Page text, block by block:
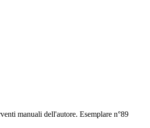
manuali dell'autore. Esemplare n°89